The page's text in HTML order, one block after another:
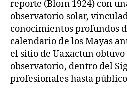
reporte (Blom 1924) con
observatorio solar,
conocimientos profundos
calendario de los Mayas
el sitio de Uaxactun
observatorio, dentro del
profesionales hasta